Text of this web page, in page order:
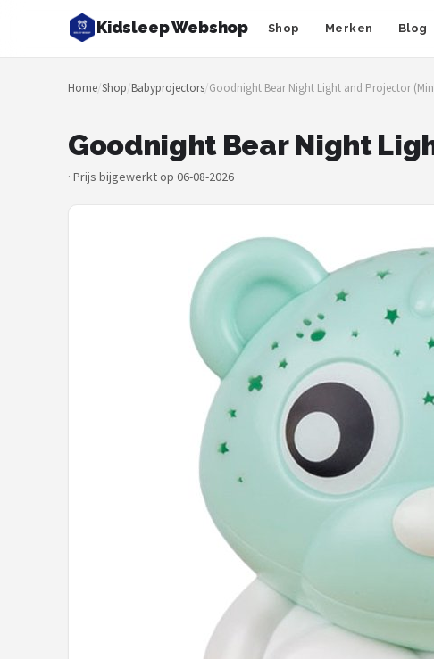
Kidsleep Webshop Shop Merken Blog
Zoeken
NAVIGATIE
Merken
Home/Shop/Babyprojectors/Goodnight Bear Night Light and Projector
Goodnight Bear Night
· Prijs bijgewerkt op 06-08-2026